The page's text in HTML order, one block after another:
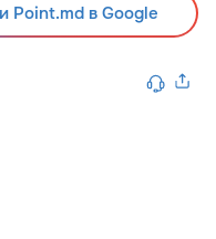
Point.md в Google